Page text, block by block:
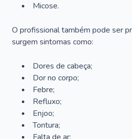
Micose.
O profissional também pode ser
surgem sintomas como:
Dores de cabeça;
Dor no corpo;
Febre;
Refluxo;
Enjoo;
Tontura;